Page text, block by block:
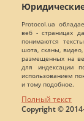
Protocol.ua
веб - страницах
понимаются
шота, сканы,
размещенных на
для индексации
использованием
и тому подобное.
Полный текст
Copyright ©